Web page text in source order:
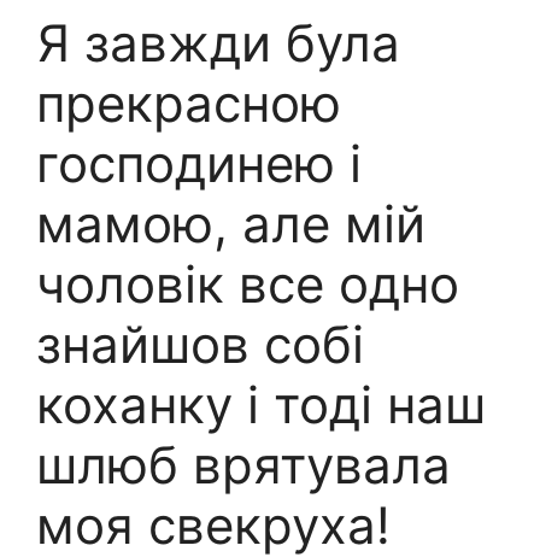
Я завжди була
прекрасною
господинею і
мамою, але мій
чоловік все одно
знайшов собі
коханку і тоді наш
шлюб врятувала
моя свекруха!